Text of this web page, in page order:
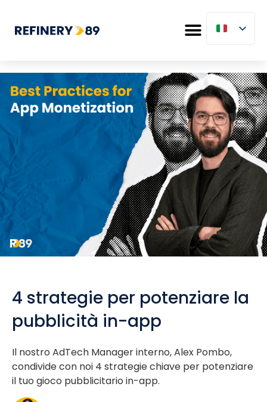
4 strategie per potenziare la
pubblicità in-app
Il nostro AdTech Manager interno, Alex Pombo,
condivide con noi 4 strategie chiave per potenziare
il tuo gioco pubblicitario in-app.